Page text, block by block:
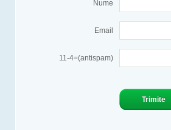
Nume
Email
11-4=(antispam)